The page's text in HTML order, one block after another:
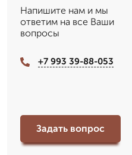
Напишите нам и мы
ответим на все Ваши
вопросы
+7 993 39-88-053
Задать вопрос